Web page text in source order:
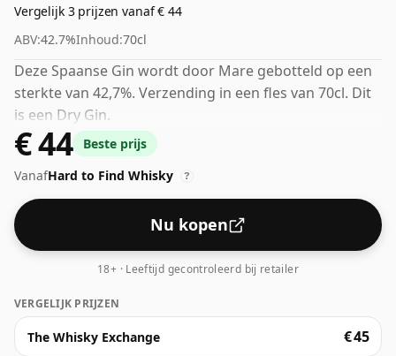
Vergelijk 3 prijzen vanaf € 44
ABV:42.7%Inhoud:70cl
Deze Spaanse Gin wordt door Mare gebotteld op een
sterkte van 42,7%. Verzending in een fles van 70cl. Dit
is een Dry Gin.
€ 44
Beste prijs
VanafHard to Find Whisky ?
Nu kopen
18+ · Leeftijd gecontroleerd bij retailer
VERGELIJK PRIJZEN
The Whisky Exchange € 45